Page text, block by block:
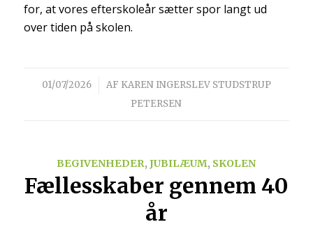
for, at vores efterskoleår sætter spor langt ud
over tiden på skolen.
01/07/2026
/ AF KAREN INGERSLEV STUDSTRUP
PETERSEN
BEGIVENHEDER,JUBILÆUM, SKOLEN
Fællesskaber gennem 40
år